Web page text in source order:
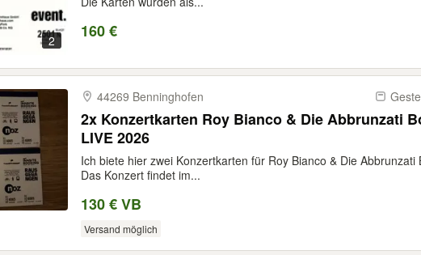
2 160 €
44269 Benninghofen
2x Konzertkarten Roy Bianco & Die Abbrunzati
LIVE 2026
Ich biete hier zwei Konzertkarten für Roy Bianco & Die Abbrunzati
Das Konzert findet im...
130 € VB
Versand möglich